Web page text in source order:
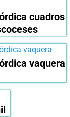
cuadros
vaquera